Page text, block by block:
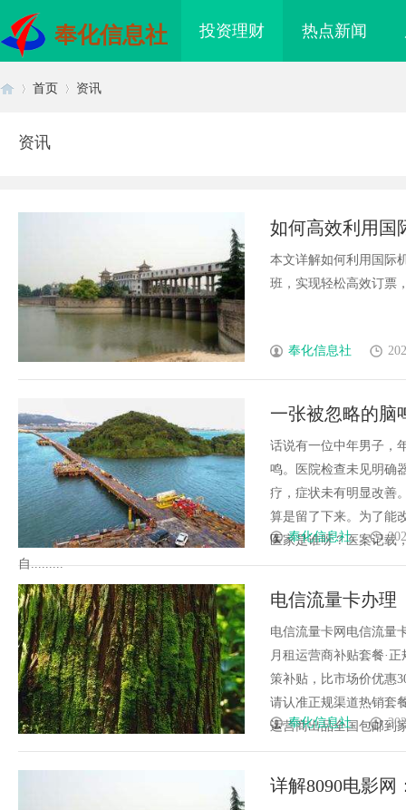
奉化信息社 投资理财 热点新闻
首页 资讯
资讯
如何高效利用国
本文详解如何利用国际
班，实现轻松高效订票
奉化信息社
一张被忽略的脑
究
话说有一位中年男子，
鸣。医院检查未见明确
疗，症状未有明显改善
算是留了下来。为了能
医家是谁呀？医案记载
自.........
奉化信息社
电信流量卡办理
电信流量卡网电信流量
月租运营商补贴套餐·
策补贴，比市场价优惠
请认准正规渠道热销套
运营商出品全国包邮到
奉化信息社
详解8090电影网
数字时代影视娱乐新 商标购买：即买即用，规避侵权